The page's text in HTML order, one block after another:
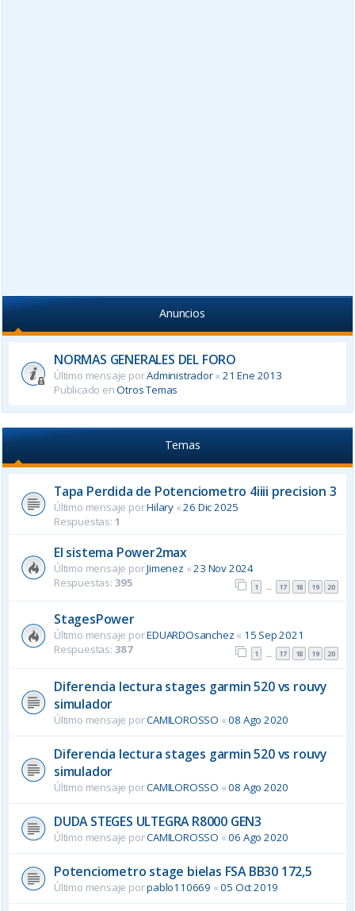
Anuncios
NORMAS GENERALES DEL FORO
Último mensaje porAdministrador«21 Ene 2013
Publicado enOtros Temas
Temas
Tapa Perdida de Potenciometro 4iiii precision 3
Último mensaje porHilary «26 Dic 2025
Respuestas: 1
El sistema Power2max
Último mensaje porJimenez «23 Nov 2024
Respuestas: 395 1 … 17 18 19 20
StagesPower
Último mensaje porEDUARDOsanchez « 15 Sep 2021
Respuestas: 387 1 … 17 18 19 20
Diferencia lectura stages garmin 520 vs rouvy
simulador
Último mensaje porCAMILOROSSO «08 Ago 2020
Diferencia lectura stages garmin 520 vs rouvy
simulador
Último mensaje porCAMILOROSSO «08 Ago 2020
DUDA STEGES ULTEGRA R8000 GEN3
Último mensaje porCAMILOROSSO «06 Ago 2020
Potenciometro stage bielas FSA BB30 172,5
Último mensaje porpablo110669 «05 Oct 2019